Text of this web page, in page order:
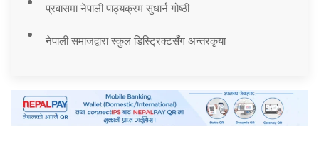
प्रवासमा नेपाली पाठ्यक्रम सुधार्न गोष्ठी
नेपाली समाजद्वारा स्कुल डिस्ट्रिक्टसँग अन्तरकृया